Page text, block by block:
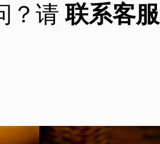
？请联系客服